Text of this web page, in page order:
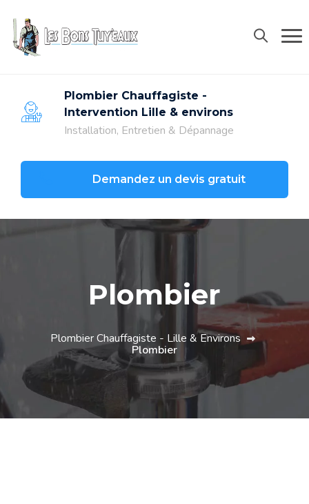
06 68 90 38 91
Plombier Chauffagiste -
Intervention Lille & environs
Installation, Entretien & Dépannage
Demandez un devis gratuit
Plombier
Plombier Chauffagiste - Lille & Environs
Plombier